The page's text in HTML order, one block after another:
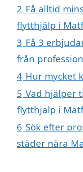
2 Få alltid
flytthjälp i
3 Få 3
från
4 Hur mycket
5 Vad hjälper
flytthjälp i
6 Sök efter
städer nära